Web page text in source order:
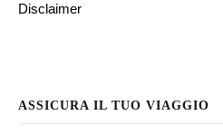
Disclaimer
ASSICURA IL TUO VIAGGIO